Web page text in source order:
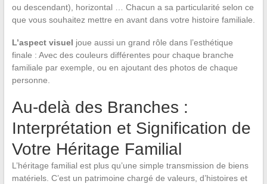
ou descendant), horizontal … Chacun a sa particularité selon ce
que vous souhaitez mettre en avant dans votre histoire familiale.
L’aspect visuel joue aussi un grand rôle dans l’esthétique
finale : Avec des couleurs différentes pour chaque branche
familiale par exemple, ou en ajoutant des photos de chaque
personne.
Au-delà des Branches :
Interprétation et Signification de
Votre Héritage Familial
L’héritage familial est plus qu’une simple transmission de biens
matériels. C’est un patrimoine chargé de valeurs, d’histoires et